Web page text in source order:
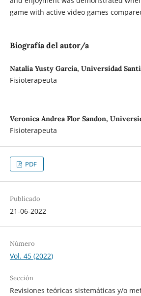
game with active video games
Biografía del autor/a
Natalia Yusty Garcia, Universidad
Fisioterapeuta
Veronica Andrea Flor Sandon,
Fisioterapeuta
PDF
Publicado
21-06-2022
Número
Vol. 45 (2022)
Sección
Revisiones teóricas sistemáticas y/o